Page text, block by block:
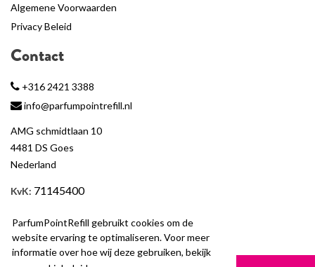
ParfumPointRefill gebruikt cookies om de
website ervaring te optimaliseren. Voor meer
informatie over hoe wij deze gebruiken, bekijk
Algemene Voorwaarden
Privacy Beleid
Contact
+316 2421 3388
info@parfumpointrefill.nl
AMG schmidtlaan 10
4481 DS Goes
Nederland
KvK: 71145400